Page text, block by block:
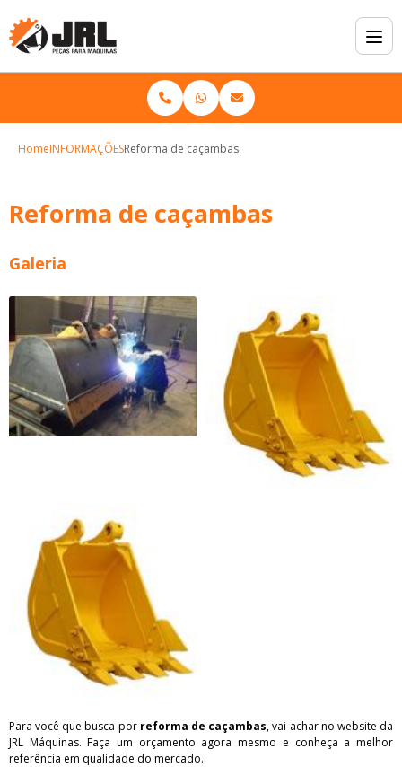
HomeINFORMAÇÕESReforma de caçambas
Reforma de caçambas
Galeria
Para você que busca por reforma de caçambas, vai achar no website da
JRL Máquinas. Faça um orçamento agora mesmo e conheça a melhor
referência em qualidade do mercado.